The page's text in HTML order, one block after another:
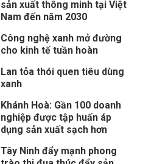
sản xuất thông minh tại Việt
Nam đến năm 2030
Công nghệ xanh mở đường
cho kinh tế tuần hoàn
Lan tỏa thói quen tiêu dùng
xanh
Khánh Hoà: Gần 100 doanh
nghiệp được tập huấn áp
dụng sản xuất sạch hơn
Tây Ninh đẩy mạnh phong